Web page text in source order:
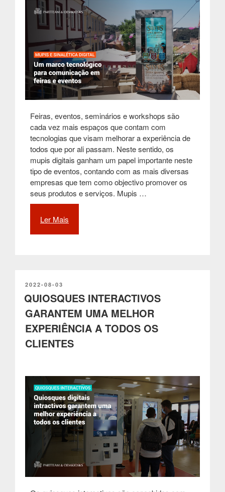
Feiras, eventos, seminários e workshops são
cada vez mais espaços que contam com
tecnologias que visam melhorar a experiência de
todos que por ali passam. Neste sentido, os
mupis digitais ganham um papel importante neste
tipo de eventos, contando com as mais diversas
empresas que tem como objectivo promover os
seus produtos e serviços. Mupis …
Ler Mais
marco
tecnológico
para
comunicação
em
eventos”
PUBLICADO
EM
2022-08-03
QUIOSQUES INTERACTIVOS
GARANTEM UMA MELHOR
EXPERIÊNCIA A TODOS OS
CLIENTES